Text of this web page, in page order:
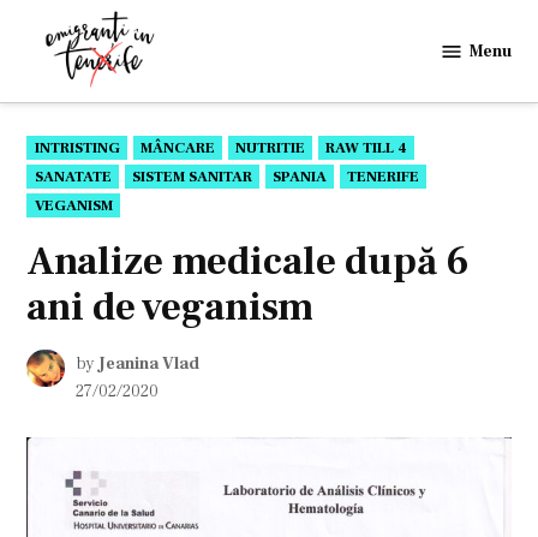
in
Menu
POSTED
IN
INTRISTING MÂNCARE NUTRITIE
RAW TILL 4
SANATATE
SISTEM SANITAR SPANIA
TENERIFE
VEGANISM
Analize medicale după 6
ani de veganism
by Jeanina Vlad
27/02/2020